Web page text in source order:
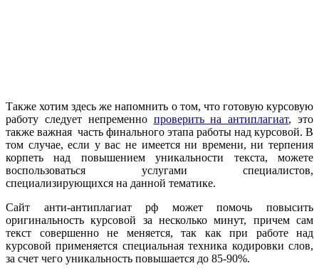
Также хотим здесь же напомнить о том, что готовую курсовую
работу следует непременно проверить на антиплагиат, это
также важная часть финального этапа работы над курсовой. В
том случае, если у вас не имеется ни времени, ни терпения
корпеть над повышением уникальности текста, можете
воспользоваться услугами специалистов,
специализирующихся на данной тематике.
Сайт анти-антиплагиат рф может помочь повысить
оригинальность курсовой за несколько минут, причем сам
текст совершенно не меняется, так как при работе над
курсовой применяется специальная техника кодировки слов,
за счет чего уникальность повышается до 85-90%.